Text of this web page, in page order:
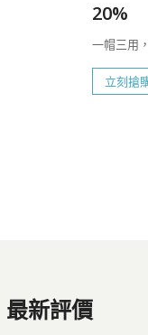
20%
一帽三用
立刻搶
最新評價